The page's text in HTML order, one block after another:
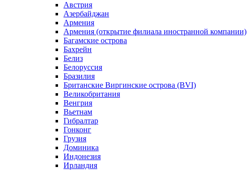
Австрия
Азербайджан
Армения
Армения (открытие филиала иностранной компании)
Багамские острова
Бахрейн
Белиз
Белоруссия
Бразилия
Британские Виргинские острова (BVI)
Великобритания
Венгрия
Вьетнам
Гибралтар
Гонконг
Грузия
Доминика
Индонезия
Ирландия